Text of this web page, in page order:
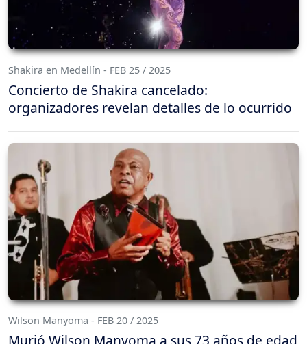
Shakira en Medellín - FEB 25 / 2025
Concierto de Shakira cancelado:
organizadores revelan detalles de lo ocurrido
Wilson Manyoma - FEB 20 / 2025
Murió Wilson Manyoma a sus 73 años de edad